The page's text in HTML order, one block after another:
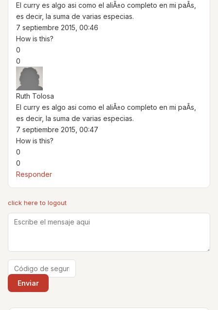
El curry es algo asi como el aliÃ±o completo en mi paÃ­s,
es decir, la suma de varias especias.
7 septiembre 2015, 00:46
How is this?
0
0
Ruth Tolosa
El curry es algo asi como el aliÃ±o completo en mi paÃ­s,
es decir, la suma de varias especias.
7 septiembre 2015, 00:47
How is this?
0
0
Responder
click here to logout